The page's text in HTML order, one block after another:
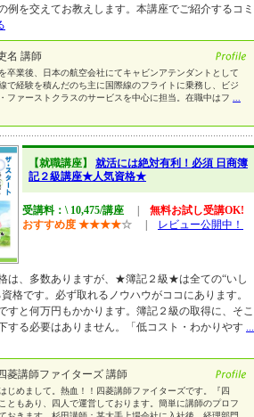
例を交えてお教えします。本講座でご紹介するコミ
名 講師
卒業後、日本の航空会社にてキャビンアテンダントとして
で経験を積んだのち主に国際線のフライトに乗務し、ビジ
ファーストクラスのサービスを中心に担当。在職中はフ
【就職講座】 就活には絶対有利！必須 日商簿
記２級講座★人気資格★
受講料：\ 10,475/講座
無料お試し受講OK!
おすすめ度 ★★★★☆ レビュー公開中！
は、多数ありますが、★簿記２級★は全ての“いし
格です。必ず取れるノウハウがココにあります。
すと何万円もかかります。簿記２級の取得に、そこ
する必要はありません。「低コスト・わかりやす ...
菱講師ファイターズ 講師
じめまして。熱血！！四菱講師ファイターズです。『四
ともあり、四人で運営しております。簡単に講師のプロフ